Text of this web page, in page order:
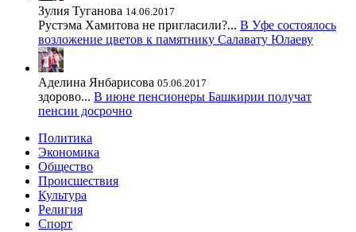
Зулия Туганова 14.06.2017
Рустэма Хамитова не пригласили?... В Уфе состоялось
возложение цветов к памятнику Салавату Юлаеву
Аделина Янбарисова 05.06.2017
здорово... В июне пенсионеры Башкирии получат
пенсии досрочно
Политика
Экономика
Общество
Происшествия
Культура
Религия
Спорт